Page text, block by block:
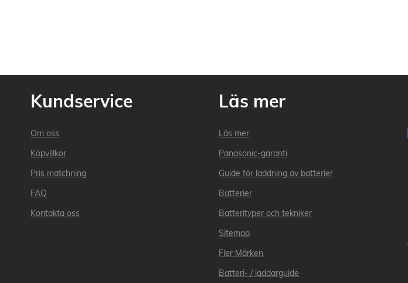
Kundservice
Om oss
Köpvillkor
Pris matchning
FAQ
Kontakta oss
Läs mer
Läs mer
Panasonic-garanti
Guide för laddning av batterier
Batterier
Batterityper och tekniker
Sitemap
Fler Märken
Batteri- / laddarguide